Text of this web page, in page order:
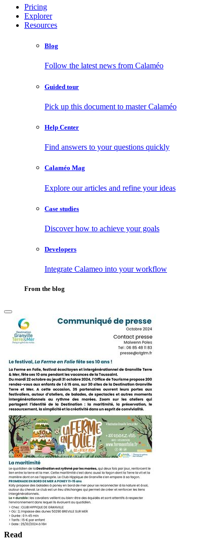
Pricing
Explorer
Resources
Blog
Follow the latest news from Calaméo
Guided tour
Pick up this document to master Calaméo
Help Center
Find answers to your questions quickly
Calaméo Mag
Explore our articles and refine your ideas
Case studies
Discover how to achieve your goals
Developers
Integrate Calameo into your workflow
From the blog
Read